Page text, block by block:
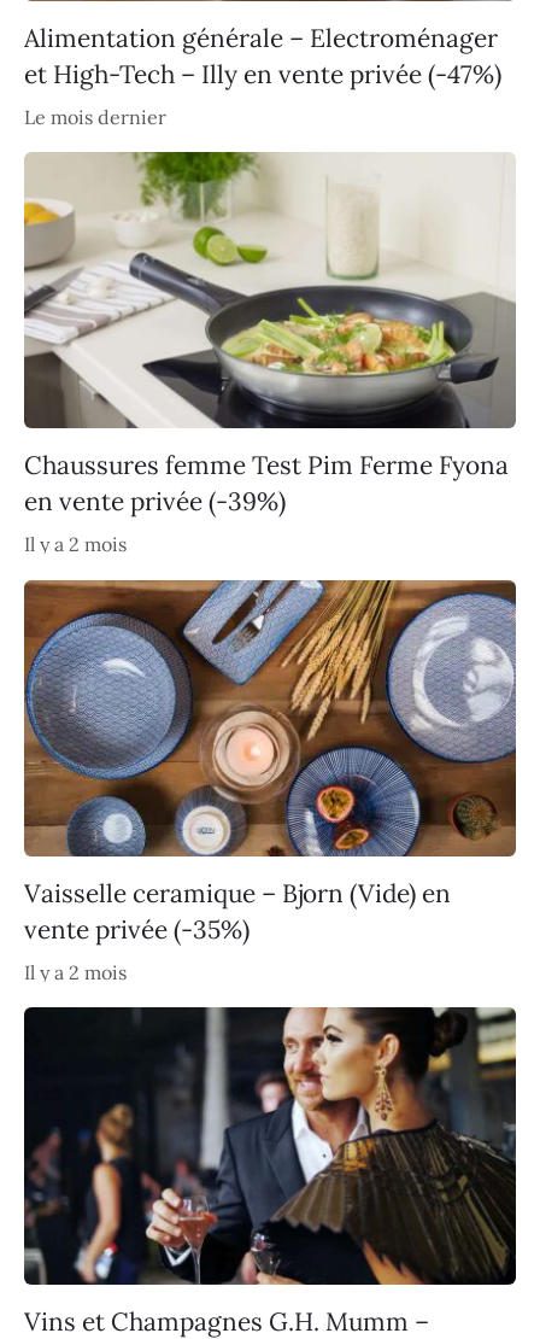
Alimentation générale – Electroménager
et High-Tech – Illy en vente privée (-47%)
Le mois dernier
Chaussures femme Test Pim Ferme Fyona
en vente privée (-39%)
Il y a 2 mois
Vaisselle ceramique – Bjorn (Vide) en
vente privée (-35%)
Il y a 2 mois
Vins et Champagnes G.H. Mumm –